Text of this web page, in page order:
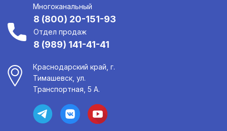
Многоканальный
8 (800) 20-151-93
Отдел продаж
8 (989) 141-41-41
Краснодарский край, г.
Тимашевск, ул.
Транспортная, 5 А.